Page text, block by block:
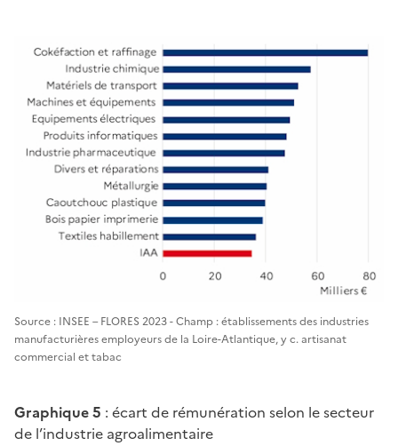
Source : INSEE – FLORES 2023 - Champ : établissements des industries
manufacturières employeurs de la Loire-Atlantique, y c. artisanat
commercial et tabac
Graphique 5 : écart de rémunération selon le secteur
de l’industrie agroalimentaire